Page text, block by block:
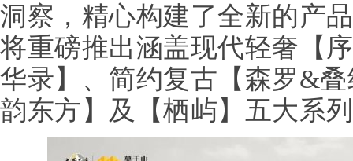
洞察，精心构建了全新的产
将重磅推出涵盖现代轻奢【
华录】、简约复古【森罗&
韵东方】及【栖屿】五大系